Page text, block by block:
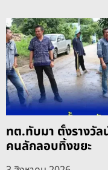
ทต.ทับมา ตั้งรางวัล
คนลักลอบทิ้งขยะ